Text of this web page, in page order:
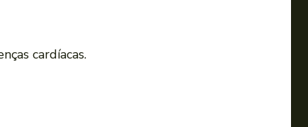
cardíacas.